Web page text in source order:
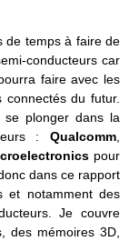
de temps à faire de
conducteurs car
faire avec les
connectés du futur.
plonger dans la
: Qualcomm,
pour
dans ce rapport
et notamment des
Je couvre
des mémoires 3D,